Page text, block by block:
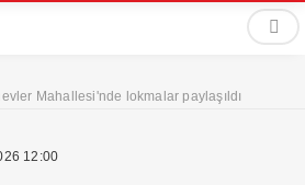
Mahallesi'nde lokmalar paylaşıldı
12:00